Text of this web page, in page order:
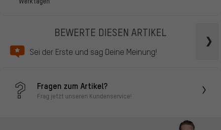
BEWERTE DIESEN ARTIKEL
Sei der Erste und sag Deine Meinung!
Fragen zum Artikel?
Frag jetzt unseren Kundenservice!